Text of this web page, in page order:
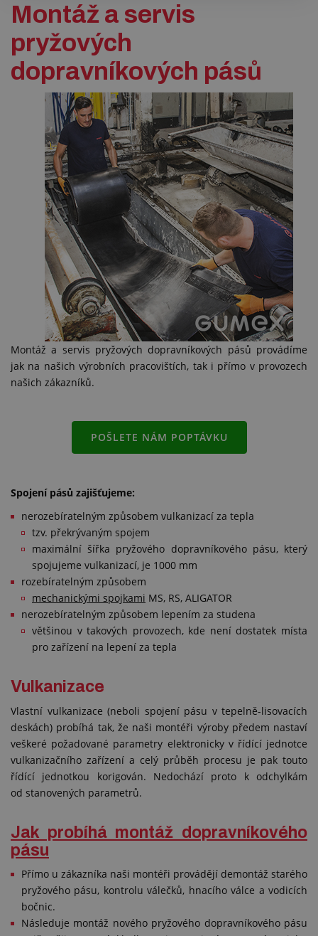
Montáž a servis
pryžových
dopravníkových pásů
Montáž a servis pryžových dopravníkových pásů provádíme
jak na našich výrobních pracovištích, tak i přímo v provozech
našich zákazníků.
POŠLETE NÁM POPTÁVKU
Spojení pásů zajišťujeme:
nerozebíratelným způsobem vulkanizací za tepla
tzv. překrývaným spojem
maximální šířka pryžového dopravníkového pásu, který
spojujeme vulkanizací, je 1000 mm
rozebíratelným způsobem
mechanickými spojkami MS, RS, ALIGATOR
nerozebíratelným způsobem lepením za studena
většinou v takových provozech, kde není dostatek místa
pro zařízení na lepení za tepla
Vulkanizace
Vlastní vulkanizace (neboli spojení pásu v tepelně-lisovacích
deskách) probíhá tak, že naši montéři výroby předem nastaví
veškeré požadované parametry elektronicky v řídící jednotce
vulkanizačního zařízení a celý průběh procesu je pak touto
řídící jednotkou korigován. Nedochází proto k odchylkám
od stanovených parametrů.
Jak probíhá montáž dopravníkového
pásu
Přímo u zákazníka naši montéři provádějí demontáž starého
pryžového pásu, kontrolu válečků, hnacího válce a vodicích
bočnic.
Následuje montáž nového pryžového dopravníkového pásu